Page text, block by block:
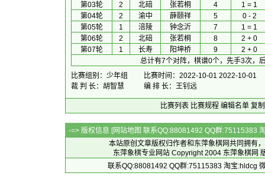
第03轮
2 北碚 张若桐 4
1 = 1
第04轮
2 渝中 薛颐祥 5
0 - 2
第05轮
1 涪陵 钟念沂 7
1 = 1
第06轮
2 北碚 张若桐 8
2 + 0
第07轮
1 长寿 阳坤桥 9
2 + 0
总计有7个对阵，棋谱0个，先手3次，
比赛组别：少年组
比赛时间：2022-10-01 2022-10-01
裁 判 长：胡智慧
编 排 长：王钊远
比赛列表 比赛规程 编辑名单 复
-=> 版权信息 [网站地图 联系QQ:88081492 QQ群:75115383
本站原创文章版权归作者和 东萍象棋网共同拥有
东萍象棋专业网站 Copyright 2004 东萍象棋网
联系QQ:88081492 QQ群:75115383 淘宝:hldcg